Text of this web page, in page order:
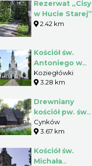
Rezerwat „Cisy
w Hucie Starej”
2.42 km
Kościół św.
Antoniego w
Koziegłówkach
Koziegłówki
3.28 km
Drewniany
kościół pw. św.
Wawrzyńca w
Cynkowie
Cynków
3.67 km
Kościół św.
Michała